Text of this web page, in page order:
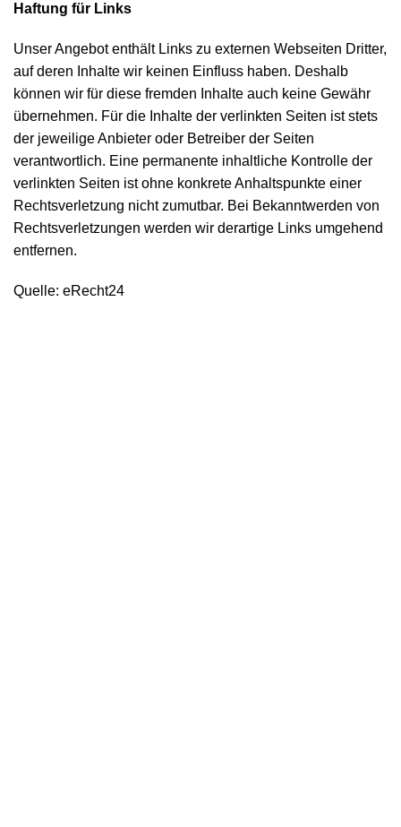
Haftung für Links
Unser Angebot enthält Links zu externen Webseiten Dritter,
auf deren Inhalte wir keinen Einfluss haben. Deshalb
können wir für diese fremden Inhalte auch keine Gewähr
übernehmen. Für die Inhalte der verlinkten Seiten ist stets
der jeweilige Anbieter oder Betreiber der Seiten
verantwortlich. Eine permanente inhaltliche Kontrolle der
verlinkten Seiten ist ohne konkrete Anhaltspunkte einer
Rechtsverletzung nicht zumutbar. Bei Bekanntwerden von
Rechtsverletzungen werden wir derartige Links umgehend
entfernen.
Quelle: eRecht24